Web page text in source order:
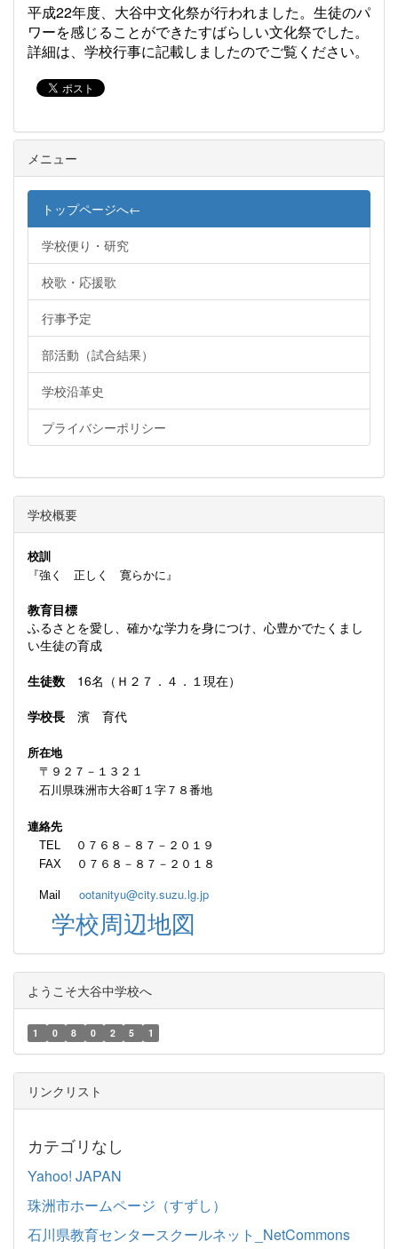
平成22年度、大谷中文化祭が行われました。生徒のパ
ワーを感じることができたすばらしい文化祭でした。
詳細は、学校行事に記載しましたのでご覧ください。
メニュー
トップページへ←
学校便り・研究
校歌・応援歌
行事予定
部活動（試合結果）
学校沿革史
プライバシーポリシー
学校概要
校訓
『強く 正しく 寛らかに』
教育目標
ふるさとを愛し、確かな学力を身につけ、心豊かでたくまし
い生徒の育成
生徒数 16名（Ｈ２７．４．１現在）
学校長 濱 育代
所在地
〒９２７－１３２１
石川県珠洲市大谷町１字７８番地
連絡先
TEL ０７６８－８７－２０１９
FAX ０７６８－８７－２０１８
Mail ootanityu@city.suzu.lg.jp
学校周辺地図
ようこそ大谷中学校へ
1 0 8 0 2 5 1
リンクリスト
カテゴリなし
Yahoo! JAPAN
珠洲市ホームページ（すずし）
石川県教育センタースクールネット_NetCommons